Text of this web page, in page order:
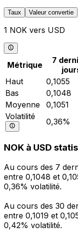
Taux Valeur convertie
1 NOK vers USD
Métrique
7
Haut
0,1055
Bas
0,1048
Moyenne
0,1051
Volatilité
0,36%
NOK à USD
Au cours des 7
entre 0,1048 et
0,36% volatilité.
Au cours des 30
entre 0,1019 et
0,42% volatilité.